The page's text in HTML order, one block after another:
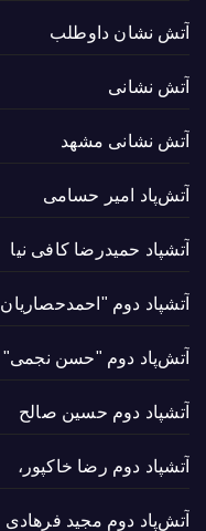
آتش نشان داوطلب
آتش نشانی
آتش نشانی مشهد
آتش‌پاد امیر حسامی
آتشپاد حميدرضا کافی نیا
آتشپاد دوم "احمدحصاریان
آتش‌پاد دوم "حسن نجمی"
آتشپاد دوم حسین صالح
آتشپاد دوم رضا خاکپور،
آتش‌پاد دوم مجید فرهادی